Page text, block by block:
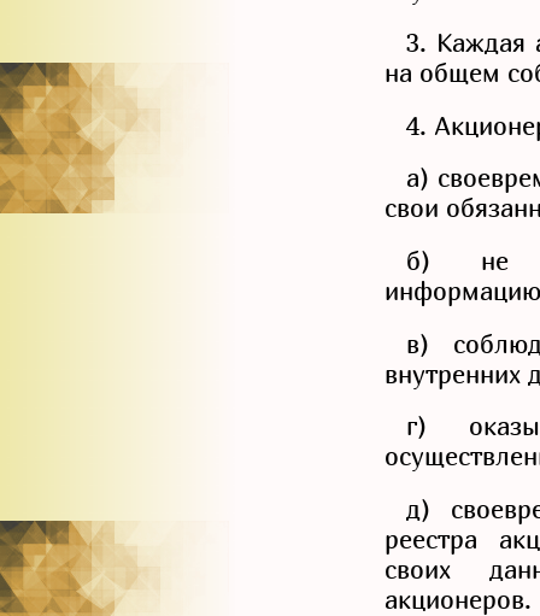
3. Каждая
на общем
4.
а)
свои
б) не
информацию
в)
внутренних
г)
д)
реестра
своих
акционеров.